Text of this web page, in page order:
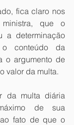
fica claro nos
que o
a determinação
conteúdo da
o argumento de
valor da multa.
da multa diária
de sua
fato de que o